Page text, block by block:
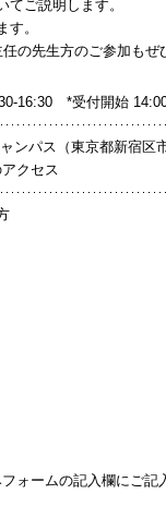
ご説明します。
。
の先生方のご参加もぜ
16:30 *受付開始
ンパス（東京都新宿区
クセス
ォームの記入欄にご記